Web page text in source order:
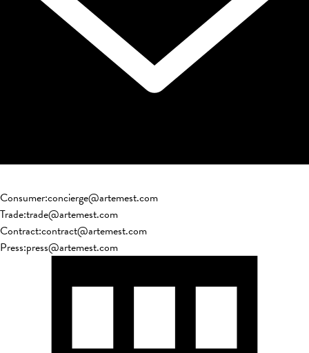
Consumer:concierge@artemest.com
Trade:trade@artemest.com
Contract:contract@artemest.com
Press:press@artemest.com